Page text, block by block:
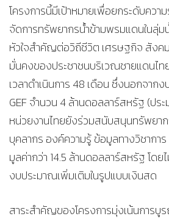
โครงการนี้มีเป้าหมายเพื่อยกระดับควา
จัดการทรัพยากรน้ำข้ามพรมแดนในลุ่
หัวใจสำคัญต่อวิถีชีวิต เศรษฐกิจ สังค
มั่นคงของประชาชนบริเวณชายแดนไท
เวลาดำเนินการ 48 เดือน ซึ่งนอกจา
GEF จำนวน 4 ล้านดอลลาร์สหรัฐ (ปร
หน่วยงานไทยยังร่วมสนับสนุนทรัพยา
บุคลากร องค์ความรู้ ข้อมูลทางวิชากา
มูลค่ากว่า 14.5 ล้านดอลลาร์สหรัฐ โดย
งบประมาณเพิ่มเติมในรูปแบบเงินสด
สาระสำคัญของโครงการมุ่งเน้นการ